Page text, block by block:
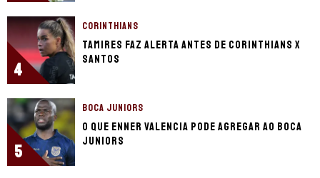
4
CORINTHIANS
Tamires faz alerta antes de Corinthians x
Santos
5
BOCA JUNIORS
O que Enner Valencia pode agregar ao Boca
Juniors